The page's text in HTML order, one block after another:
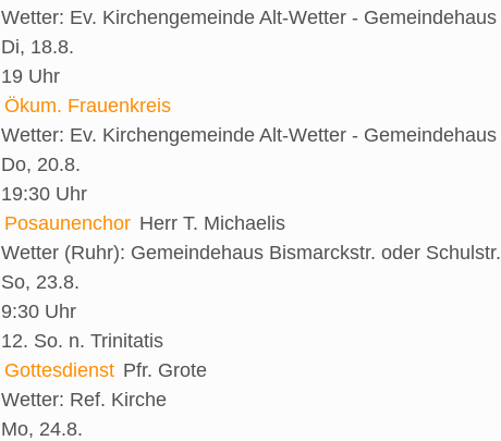
Wetter: Ev. Kirchengemeinde Alt-Wetter - Gemeindehaus
Di, 18.8.
19 Uhr
Ökum. Frauenkreis
Wetter: Ev. Kirchengemeinde Alt-Wetter - Gemeindehaus
Do, 20.8.
19:30 Uhr
Posaunenchor Herr T. Michaelis
Wetter (Ruhr): Gemeindehaus Bismarckstr. oder Schulstr.
So, 23.8.
9:30 Uhr
12. So. n. Trinitatis
Gottesdienst Pfr. Grote
Wetter: Ref. Kirche
Mo, 24.8.